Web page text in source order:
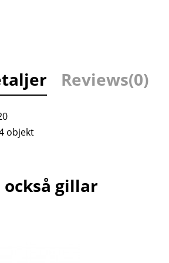
Reviews(0)
objekt
också gillar